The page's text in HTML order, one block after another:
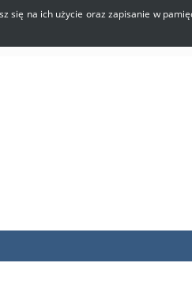
się na ich użycie oraz zapisanie w